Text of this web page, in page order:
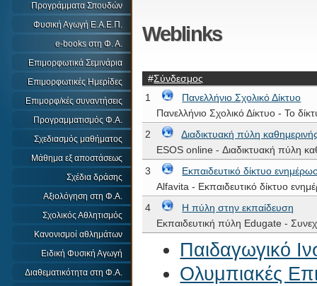
Weblinks
#Σύνδεσμος
1
Πανελλήνιο Σχολικό Δίκτυο
Πανελλήνιο Σχολικό Δίκτυο - Το
2
Διαδικτυακή πύλη
ESOS online - Διαδικτυακή πύλη
3
Εκπαιδευτικό δίκτυο
Alfavita - Εκπαιδευτικό δίκτυο
4
Η πύλη στην εκπαίδευση
Εκπαιδευτική πύλη Edugate -
Παιδαγωγικό
Ολυμπιακές
Προγράμματα Σπουδών
Φυσική Αγωγή Ε.Α.Ε.Π.
e-books στη Φ. Α.
Επιμορφωτικά Σεμινάρια
Επιμορφωτικές Ημερίδες
Επιμορφ/κές συναντήσεις
Προγραμματισμός Φ.Α.
Σχεδιασμός μαθήματος
Μάθημα εξ αποστάσεως
Σχέδια δράσης
Αξιολόγηση στη Φ.Α.
Σχολικός Αθλητισμός
Κανονισμοί αθλημάτων
Ειδική Φυσική Αγωγή
Διαθεματικότητα στη Φ.Α.